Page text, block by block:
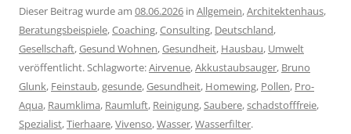
Dieser Beitrag wurde am 08.06.2026 in Allgemein,Architektenhaus,
Beratungsbeispiele,Coaching,Consulting, Deutschland,
Gesellschaft,Gesund Wohnen,Gesundheit, Hausbau, Umwelt
veröffentlicht. Schlagworte:Airvenue,Akkustaubsauger, Bruno
Glunk, Feinstaub,gesunde,Gesundheit, Homewing, Pollen, Pro-
Aqua, Raumklima, Raumluft, Reinigung,Saubere,schadstofffreie,
Spezialist,Tierhaare,Vivenso,Wasser,Wasserfilter.